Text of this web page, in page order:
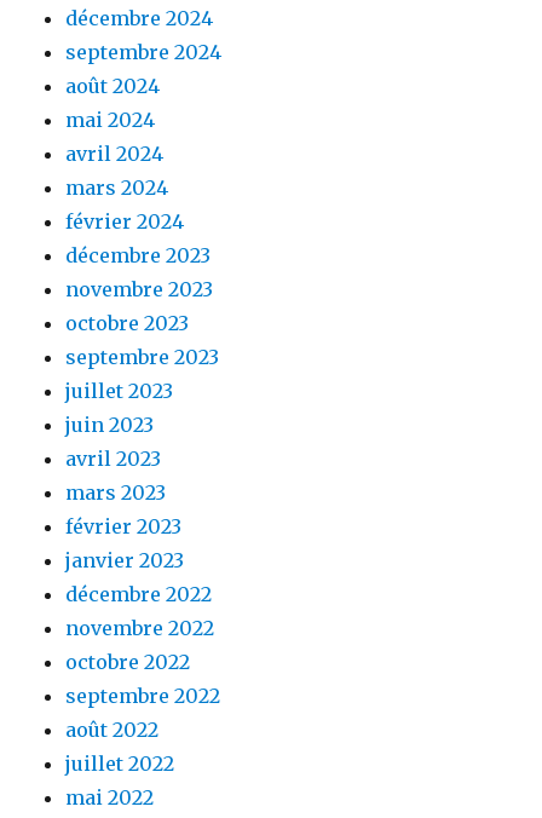
décembre 2024
septembre 2024
août 2024
mai 2024
avril 2024
mars 2024
février 2024
décembre 2023
novembre 2023
octobre 2023
septembre 2023
juillet 2023
juin 2023
avril 2023
mars 2023
février 2023
janvier 2023
décembre 2022
novembre 2022
octobre 2022
septembre 2022
août 2022
juillet 2022
mai 2022